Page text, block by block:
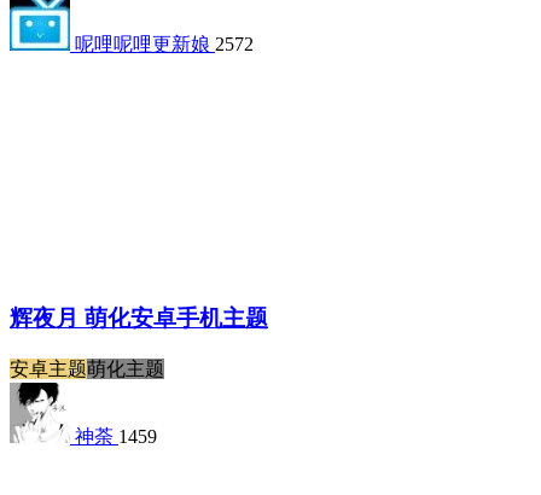
呢哩呢哩更新娘 2572
辉夜月 萌化安卓手机主题
安卓主题萌化主题
神荼 1459